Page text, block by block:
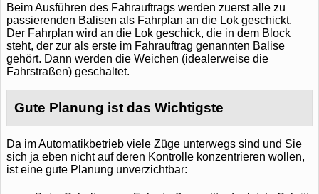
Beim Ausführen des Fahrauftrags werden zuerst alle zu
passierenden Balisen als Fahrplan an die Lok geschickt.
Der Fahrplan wird an die Lok geschick, die in dem Block
steht, der zur als erste im Fahrauftrag genannten Balise
gehört. Dann werden die Weichen (idealerweise die
Fahrstraßen) geschaltet.
Gute Planung ist das Wichtigste
Da im Automatikbetrieb viele Züge unterwegs sind und Sie
sich ja eben nicht auf deren Kontrolle konzentrieren wollen,
ist eine gute Planung unverzichtbar: